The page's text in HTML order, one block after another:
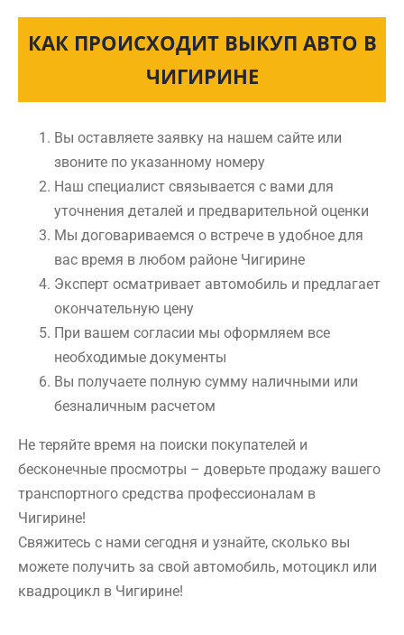
КАК ПРОИСХОДИТ ВЫКУП АВТО В
ЧИГИРИНЕ
Вы оставляете заявку на нашем сайте или
звоните по указанному номеру
Наш специалист связывается с вами для
уточнения деталей и предварительной оценки
Мы договариваемся о встрече в удобное для
вас время в любом районе Чигирине
Эксперт осматривает автомобиль и предлагает
окончательную цену
При вашем согласии мы оформляем все
необходимые документы
Вы получаете полную сумму наличными или
безналичным расчетом
Не теряйте время на поиски покупателей и
бесконечные просмотры – доверьте продажу вашего
транспортного средства профессионалам в
Чигирине!
Свяжитесь с нами сегодня и узнайте, сколько вы
можете получить за свой автомобиль, мотоцикл или
квадроцикл в Чигирине!